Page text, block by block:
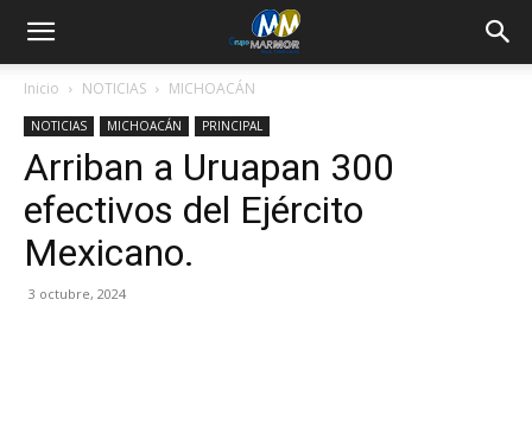
Inicio NOTICIAS MICHOACÁN
NOTICIAS MICHOACÁN PRINCIPAL
Arriban a Uruapan 300
efectivos del Ejército
Mexicano.
3 octubre, 2024